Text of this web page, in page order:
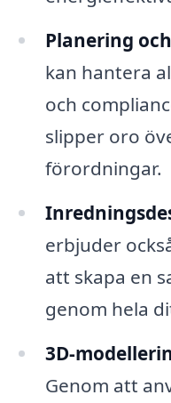
Planering
kan hantera
och
slipper oro
förordningar.
erbjuder
att skapa en
genom hela
3D-
Genom att